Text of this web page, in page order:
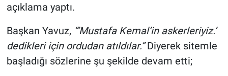
açıklama yaptı.
Başkan Yavuz, “’Mustafa Kemal’in askerleriyiz.’
dedikleri için ordudan atıldılar.”Diyerek sitemle
başladığı sözlerine şu şekilde devam etti;